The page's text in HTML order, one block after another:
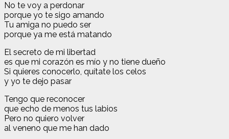
No te voy a perdonar
porque yo te sigo amando
Tu amiga no puedo ser
porque ya me está matando
El secreto de mi libertad
es que mi corazón es mío y no tiene dueño
Si quieres conocerlo, quítate los celos
y yo te dejo pasar
Tengo que reconocer
que echo de menos tus labios
Pero no quiero volver
al veneno que me han dado